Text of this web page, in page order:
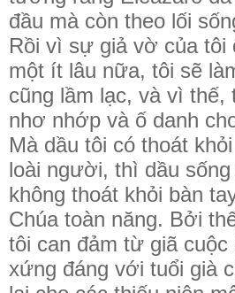
đầu mà còn theo lối
Rồi vì sự giả vờ của tôi
một ít lâu nữa, tôi sẽ
cũng lầm lạc, và vì thế,
nhơ nhớp và ố danh
Mà dầu tôi có thoát
loài người, thì dầu
không thoát khỏi bàn
Chúa toàn năng. Bởi
tôi can đảm từ giã
xứng đáng với tuổi già